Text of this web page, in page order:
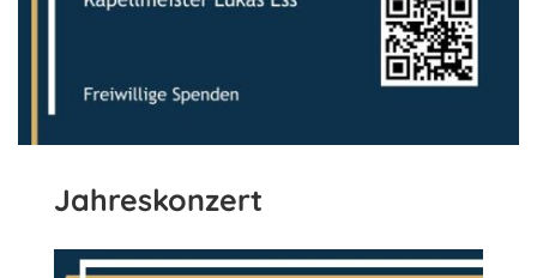
Jahreskonzert